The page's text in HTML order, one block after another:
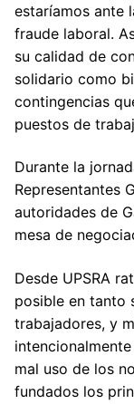
estaríamos ante
fraude laboral.
su calidad de
solidario como
contingencias
puestos de
Durante la
Representantes
autoridades de
mesa de
Desde UPSRA
posible en tanto
trabajadores, y
mal uso de los
fundados los